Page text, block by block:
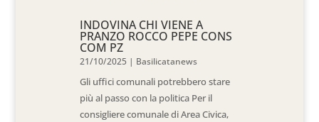
INDOVINA CHI VIENE A
PRANZO ROCCO PEPE CONS
COM PZ
21/10/2025 | Basilicatanews
Gli uffici comunali potrebbero stare
più al passo con la politica Per il
consigliere comunale di Area Civica,